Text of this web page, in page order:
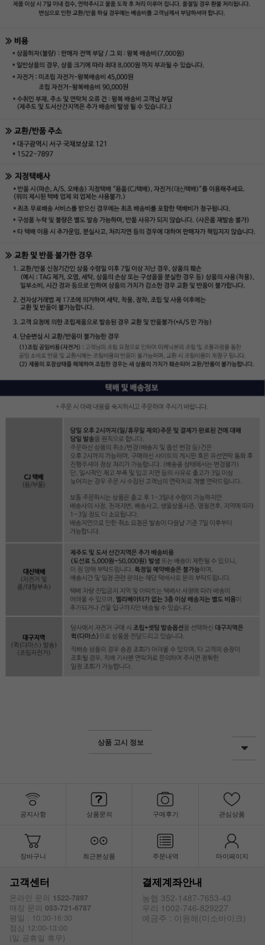
상품 고시 정보
공지사항 상품문의 구매후기 관심상품
장바구니 최근본상품 주문내역 마이페이지
고객센터
온라인 문의 1522-7897
매장 문의 053-721-6787
평일 : 10:30-16:30
점심 12:00-13:00
(일.공휴일 휴무)
결제계좌안내
농협 352-1487-7653-43
우리 1002-746-829227
예금주 : 이원해(미소바이크)